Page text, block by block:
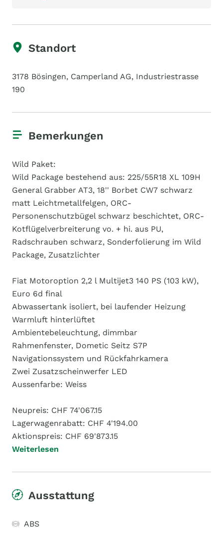
Standort
3178 Bösingen, Camperland AG, Industriestrasse
190
Bemerkungen
Wild Paket:
Wild Package bestehend aus: 225/55R18 XL 109H
General Grabber AT3, 18'' Borbet CW7 schwarz
matt Leichtmetallfelgen, ORC-
Personenschutzbügel schwarz beschichtet, ORC-
Kotflügelverbreiterung vo. + hi. aus PU,
Radschrauben schwarz, Sonderfolierung im Wild
Package, Zusatzlichter
Fiat Motoroption 2,2 l Multijet3 140 PS (103 kW),
Euro 6d final
Abwassertank isoliert, bei laufender Heizung
Warmluft hinterlüftet
Ambientebeleuchtung, dimmbar
Rahmenfenster, Dometic Seitz S7P
Navigationssystem und Rückfahrkamera
Zwei Zusatzscheinwerfer LED
Aussenfarbe: Weiss
Neupreis: CHF 74'067.15
Lagerwagenrabatt: CHF 4'194.00
Aktionspreis: CHF 69'873.15
Weiterlesen
Ausstattung
ABS